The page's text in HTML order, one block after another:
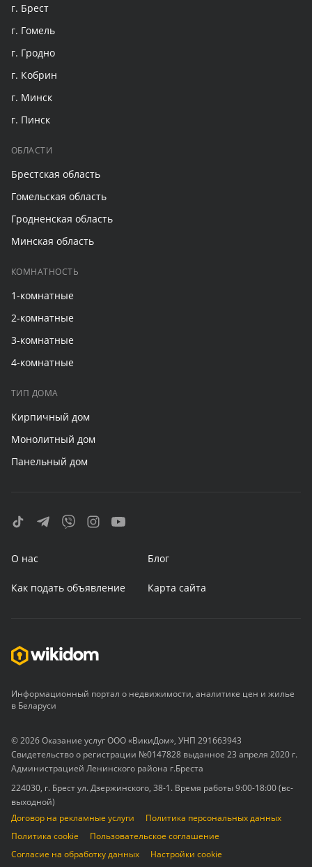
г. Брест
г. Гомель
г. Гродно
г. Кобрин
г. Минск
г. Пинск
ОБЛАСТИ
Брестская область
Гомельская область
Гродненская область
Минская область
КОМНАТНОСТЬ
1-комнатные
2-комнатные
3-комнатные
4-комнатные
ТИП ДОМА
Кирпичный дом
Монолитный дом
Панельный дом
О нас Блог
Как подать объявление Карта сайта
Информационный портал о недвижимости, аналитике цен и жилье
в Беларуси
© 2026 Оказание услуг ООО «ВикиДом», УНП 291663943
Свидетельство о регистрации №0147828 выданное 23 апреля 2020 г.
Администрацией Ленинского района г.Бреста
224030, г. Брест ул. Дзержинского, 38-1. Время работы 9:00-18:00 (вс-
выходной)
Договор на рекламные услуги
Политика персональных данных
Политика cookie
Пользовательское соглашение
Согласие на обработку данных
Настройки cookie